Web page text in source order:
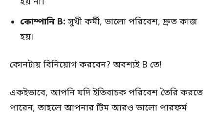
কোম্পানি B: সুখী কর্মী, ভালো পরিবেশ, দ্রুত কাজ
হয়।
কোনটায় বিনিয়োগ করবেন? অবশ্যই B তে!
একইভাবে, আপনি যদি ইতিবাচক পরিবেশ তৈরি করতে
পারেন, তাহলে আপনার টিম আরও ভালো পারফর্ম